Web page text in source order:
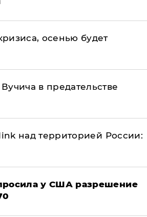
осенью будет
в предательстве
над территорией России:
у США разрешение